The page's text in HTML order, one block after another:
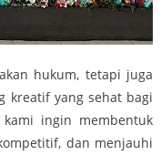
hukum, tetapi juga
kreatif yang sehat bagi
ingin membentuk
dan menjauhi